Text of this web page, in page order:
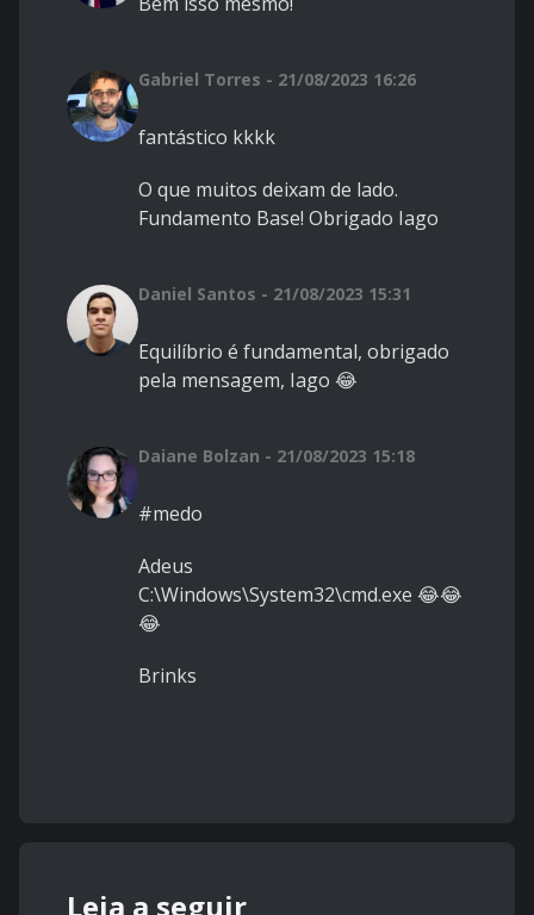
Gabriel Torres - 21/08/2023 16:26
fantástico kkkk
O que muitos deixam de lado.
Fundamento Base! Obrigado Iago
Daniel Santos - 21/08/2023 15:31
Equilíbrio é fundamental, obrigado
pela mensagem, Iago 😂
Daiane Bolzan - 21/08/2023 15:18
#medo
Adeus
C:\Windows\System32\cmd.exe 😂😂
😂
Brinks
Leia a seguir